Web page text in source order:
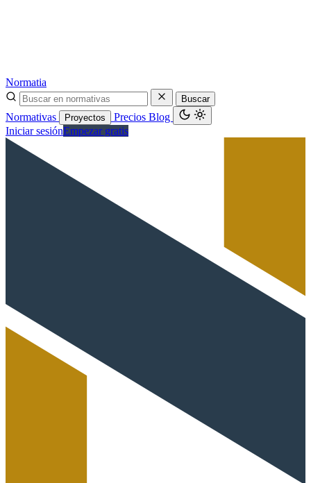
Normatia
Buscar
Normativas Proyectos Precios Blog
Iniciar sesiónEmpezar gratis